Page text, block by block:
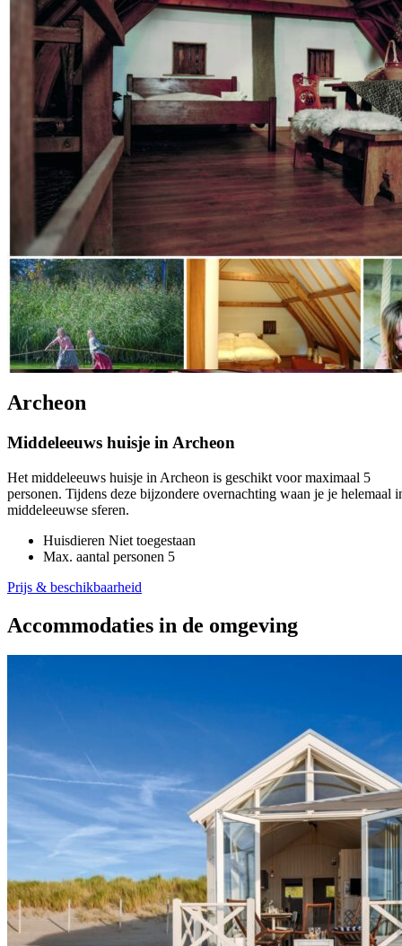
Archeon
Middeleeuws huisje in Archeon
Het middeleeuws huisje in Archeon is geschikt voor maximaal 5
personen. Tijdens deze bijzondere overnachting waan je je helemaal
middeleeuwse sferen.
Huisdieren Niet toegestaan
Max. aantal personen 5
Prijs & beschikbaarheid
Accommodaties in de omgeving